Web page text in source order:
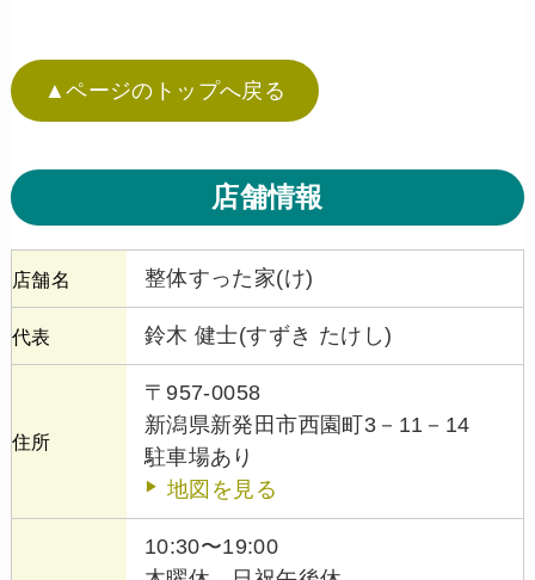
▲ページのトップへ戻る
店舗情報
店舗名 整体すった家(け)
代表 鈴木 健士(すずき たけし)
住所
〒957-0058
新潟県新発田市西園町3－11－14
駐車場あり
地図を見る
10:30〜19:00